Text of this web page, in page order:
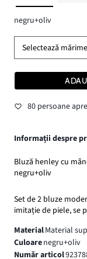
negru+oliv
Selectează
80 persoane
Informații despre
Bluză henley cu
negru+oliv
Set de 2 bluze
imitație de piele, se
MaterialMaterial
Culoarenegru+oliv
Număr articol